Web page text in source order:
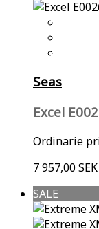
Seas
Excel
Ordinarie
7 957,00 SEK
SALE